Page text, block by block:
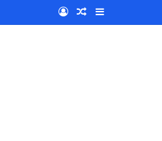
Log InRandom Article